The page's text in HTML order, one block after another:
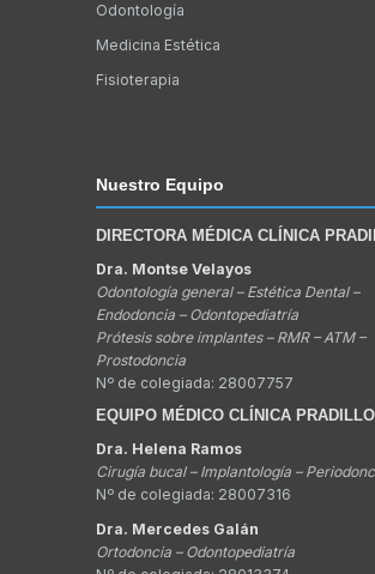
Odontología
Medicina Estética
Fisioterapia
Nuestro Equipo
DIRECTORA MÉDICA CLÍNICA
Dra. Montse Velayos
Odontología general – Estética Dental –
Endodoncia – Odontopediatría
Prótesis sobre implantes – RMR – ATM –
Prostodoncia
Nº de colegiada: 28007757
EQUIPO MÉDICO CLÍNICA PRADILLO
Dra. Helena Ramos
Cirugía bucal – Implantología –
Nº de colegiada: 28007316
Dra. Mercedes Galán
Ortodoncia – Odontopediatría